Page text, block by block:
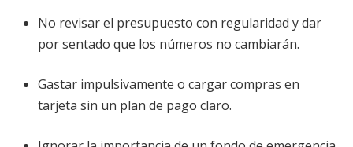
No revisar el presupuesto con regularidad y dar
por sentado que los números no cambiarán.
Gastar impulsivamente o cargar compras en
tarjeta sin un plan de pago claro.